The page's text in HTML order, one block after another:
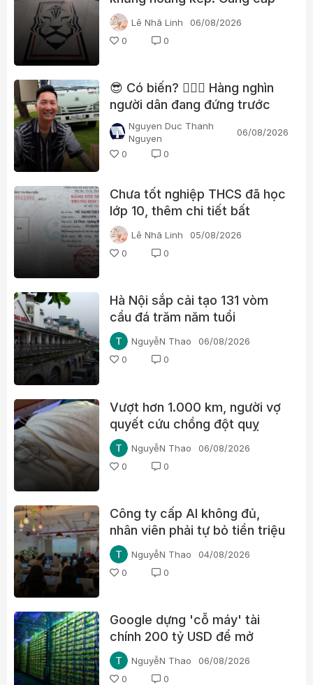
gái gọi cho trọng tài, cảnh sát
đột kích trụ sở
Lê Nhã Linh
06/08/2026
0
0
😎 Có biến? 👮🏻‍♂️ Hàng nghìn
người dân đang đứng trước
nhà Huấn “hoa hồng”?
Nguyen Duc Thanh
Nguyen
06/08/2026
0
0
Chưa tốt nghiệp THCS đã học
lớp 10, thêm chi tiết bất
thường trong học bạ một lãnh
đạo xã ở Quảng Trị
Lê Nhã Linh
05/08/2026
0
0
Hà Nội sắp cải tạo 131 vòm
cầu đá trăm năm tuổi
NguyễN Thao
06/08/2026
0
0
Vượt hơn 1.000 km, người vợ
quyết cứu chồng đột quỵ
NguyễN Thao
06/08/2026
0
0
Công ty cấp AI không đủ,
nhân viên phải tự bỏ tiền triệu
mỗi tháng
NguyễN Thao
04/08/2026
0
0
Google dựng 'cỗ máy' tài
chính 200 tỷ USD để mở
đường cho chip AI, thách
thức Nvidia
NguyễN Thao
06/08/2026
0
0